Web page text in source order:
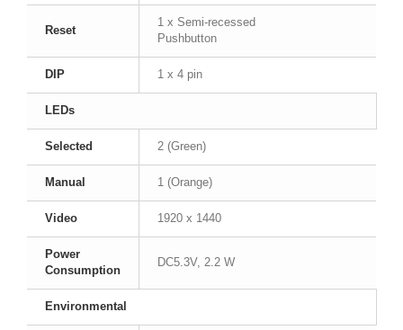
Reset
1 x Semi-recessed
Pushbutton
DIP 1 x 4 pin
LEDs
Selected 2 (Green)
Manual 1 (Orange)
Video 1920 x 1440
Power
Consumption
DC5.3V, 2.2 W
Environmental